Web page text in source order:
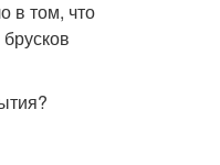
в том, что